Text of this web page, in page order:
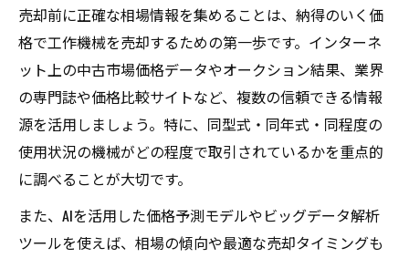
売却前に正確な相場情報を集めることは、納得のいく価
格で工作機械を売却するための第一歩です。インターネ
ット上の中古市場価格データやオークション結果、業界
の専門誌や価格比較サイトなど、複数の信頼できる情報
源を活用しましょう。特に、同型式・同年式・同程度の
使用状況の機械がどの程度で取引されているかを重点的
に調べることが大切です。
また、AIを活用した価格予測モデルやビッグデータ解析
ツールを使えば、相場の傾向や最適な売却タイミングも